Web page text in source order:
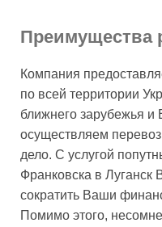
Преимущества
Компания
по всей территории
ближнего зарубежья
осуществляем
дело. С услугой
Франковска в Луганск
сократить Ваши
Помимо этого,